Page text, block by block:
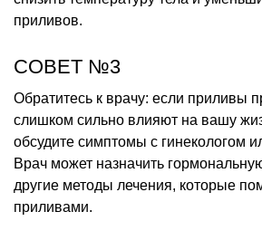
приливов.
СОВЕТ №3
Обратитесь к врачу: если приливы
слишком сильно влияют на вашу
обсудите симптомы с гинекологом
Врач может назначить
другие методы лечения, которые
приливами.